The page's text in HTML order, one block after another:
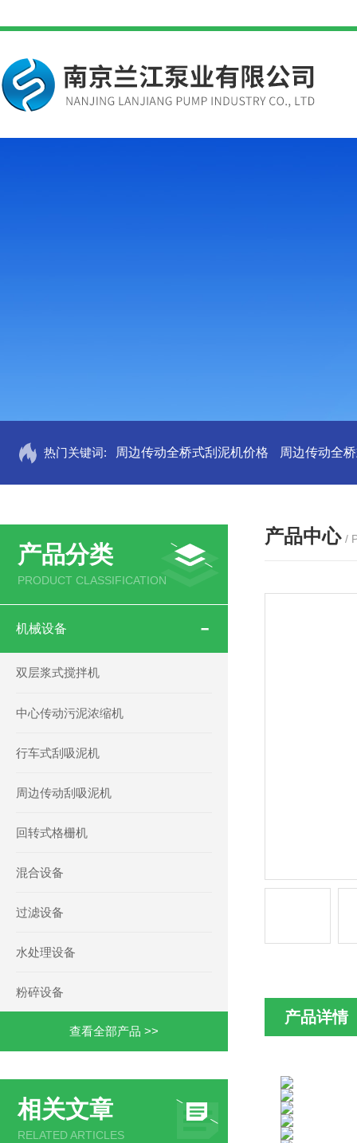
热门关键词: 周边传动全桥式刮泥机价格 周边传动全
产品分类
PRODUCT CLASSIFICATION
机械设备
双层浆式搅拌机
中心传动污泥浓缩机
行车式刮吸泥机
周边传动刮吸泥机
回转式格栅机
混合设备
过滤设备
水处理设备
粉碎设备
查看全部产品 >>
相关文章
RELATED ARTICLES
产品中心 /
产品详情